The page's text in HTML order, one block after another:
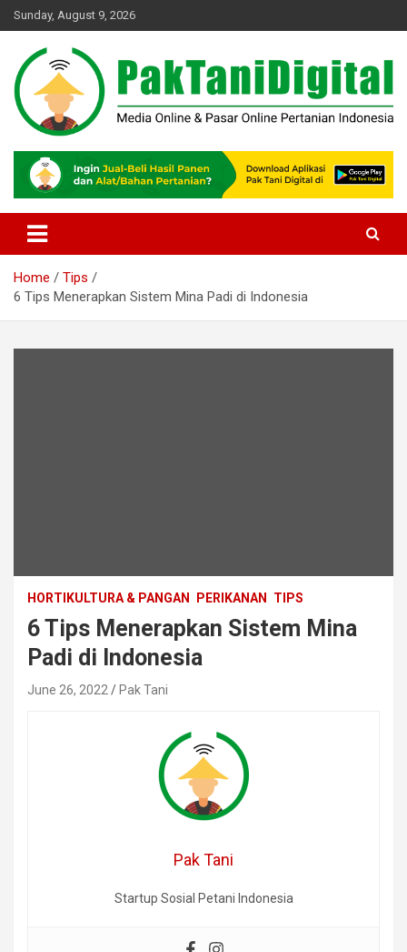
Skip
to
content
Sunday, August 9, 2026
Pak Tani Digital
Home
Tips
6 Tips Menerapkan Sistem Mina Padi di Indonesia
HORTIKULTURA & PANGAN PERIKANAN TIPS
6 Tips Menerapkan Sistem Mina
Padi di Indonesia
June 26, 2022 Pak Tani
Pak Tani
Startup Sosial Petani Indonesia